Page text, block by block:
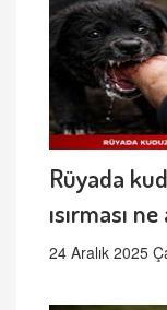
Rüyada
ısırması
24 Aralık 2025